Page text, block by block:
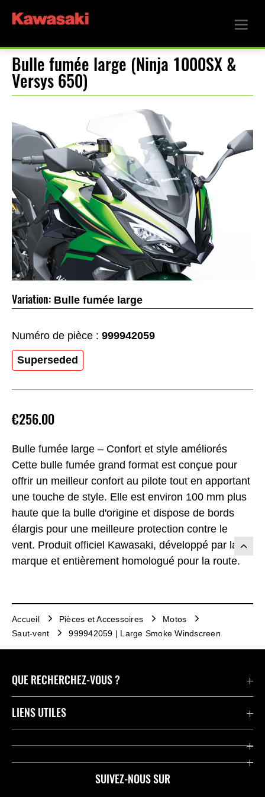
Bulle fumée large (Ninja 1000SX &
Versys 650)
Bulle fumée large – Confort et style améliorés
Cette bulle fumée grand format est conçue pour
offrir un meilleur confort au pilote tout en apportant
une touche de style. Elle est environ 100 mm plus
haute que la bulle d'origine et dispose de bords
élargis pour une meilleure protection contre le
vent. Produit officiel Kawasaki, développé par la
marque et entièrement homologué pour la route.
€256.00
Variation: Bulle fumée large
Numéro de pièce : 999942059
Superseded
Accueil Pièces et Accessoires
Motos
Saut-vent
999942059 | Large Smoke Windscreen
SUIVEZ-NOUS SUR
QUE RECHERCHEZ-VOUS ?
Motos
Compétition
LIENS UTILES
Press